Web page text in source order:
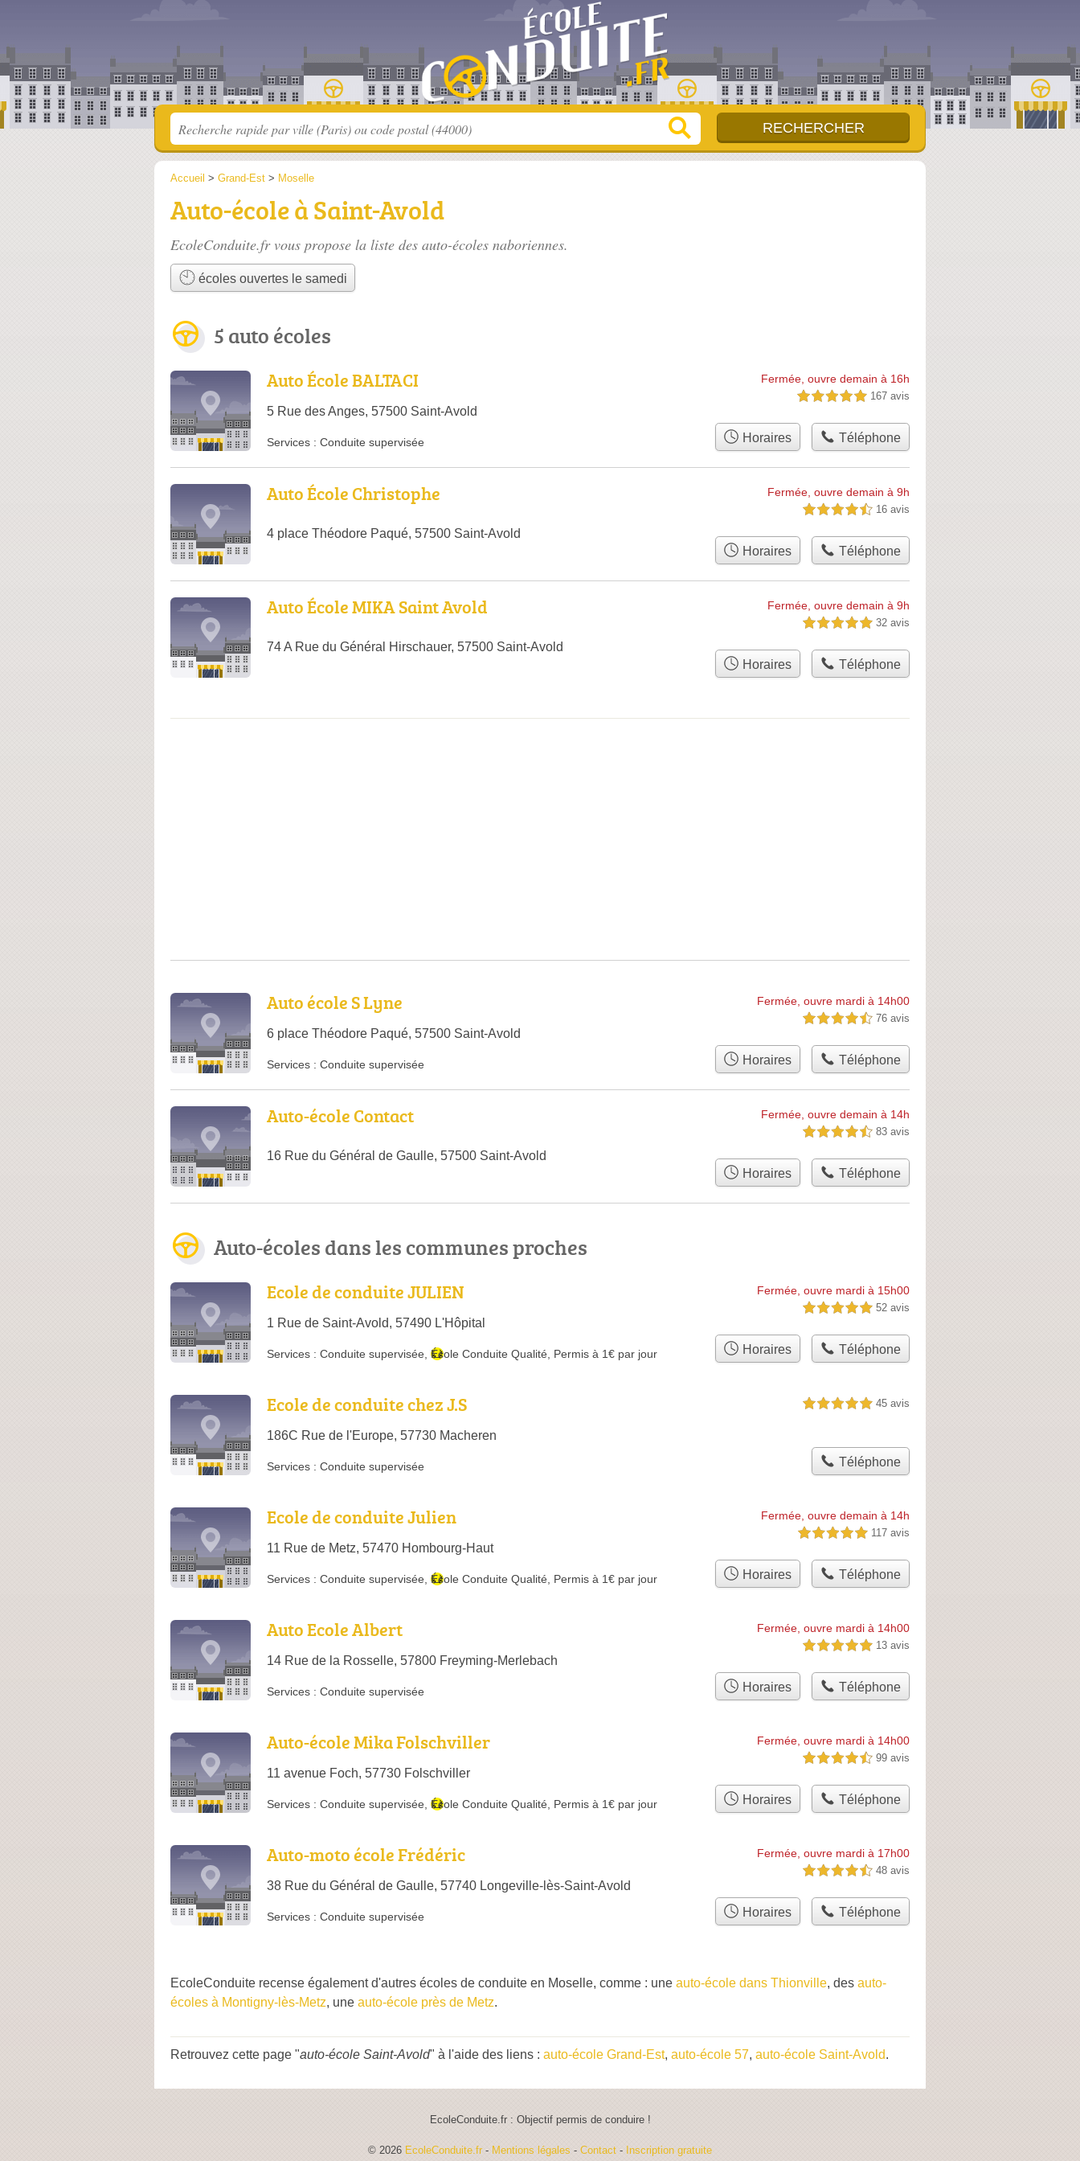
Accueil > Grand-Est > Moselle
Auto-école à Saint-Avold
EcoleConduite.fr vous propose la liste des auto-écoles naboriennes.
écoles ouvertes le samedi
5 auto écoles
Auto École BALTACI ️
5 Rue des Anges, 57500 Saint-Avold
Fermée, ouvre demain à 16h
5,0 étoiles sur 5 167 avis
Services : Conduite supervisée Horaires Téléphone
Auto École Christophe
4 place Théodore Paqué, 57500 Saint-Avold
Fermée, ouvre demain à 9h
4,5 étoiles sur 5 16 avis
Horaires Téléphone
Auto École MIKA Saint Avold
74 A Rue du Général Hirschauer, 57500 Saint-Avold
Fermée, ouvre demain à 9h
5,0 étoiles sur 5 32 avis
Horaires Téléphone
Auto école S Lyne
6 place Théodore Paqué, 57500 Saint-Avold
Fermée, ouvre mardi à 14h00
4,5 étoiles sur 5 76 avis
Services : Conduite supervisée Horaires Téléphone
Auto-école Contact
16 Rue du Général de Gaulle, 57500 Saint-Avold
Fermée, ouvre demain à 14h
4,5 étoiles sur 5 83 avis
Horaires Téléphone
Auto-écoles dans les communes proches
Ecole de conduite JULIEN
1 Rue de Saint-Avold, 57490 L'Hôpital
Fermée, ouvre mardi à 15h00
5,0 étoiles sur 5 52 avis
Services : Conduite supervisée École Conduite Qualité Permis à 1€ par jour Horaires Téléphone
Ecole de conduite chez J.S
186C Rue de l'Europe, 57730 Macheren
5,0 étoiles sur 5 45 avis
Services : Conduite supervisée Téléphone
Ecole de conduite Julien
11 Rue de Metz, 57470 Hombourg-Haut
Fermée, ouvre demain à 14h
5,0 étoiles sur 5 117 avis
Services : Conduite supervisée École Conduite Qualité Permis à 1€ par jour Horaires Téléphone
Auto Ecole Albert
14 Rue de la Rosselle, 57800 Freyming-Merlebach
Fermée, ouvre mardi à 14h00
5,0 étoiles sur 5 13 avis
Services : Conduite supervisée Horaires Téléphone
Auto-école Mika Folschviller
11 avenue Foch, 57730 Folschviller
Fermée, ouvre mardi à 14h00
4,5 étoiles sur 5 99 avis
Services : Conduite supervisée École Conduite Qualité Permis à 1€ par jour Horaires Téléphone
Auto-moto école Frédéric
38 Rue du Général de Gaulle, 57740 Longeville-lès-Saint-Avold
Fermée, ouvre mardi à 17h00
4,5 étoiles sur 5 48 avis
Services : Conduite supervisée Horaires Téléphone
EcoleConduite recense également d'autres écoles de conduite en Moselle, comme : une auto-école dans Thionville, des auto-
écoles à Montigny-lès-Metz, une auto-école près de Metz.
Retrouvez cette page "auto-école Saint-Avold" à l'aide des liens : auto-école Grand-Est, auto-école 57, auto-école Saint-Avold.
EcoleConduite.fr : Objectif permis de conduire !
© 2026 EcoleConduite.fr - Mentions légales - Contact - Inscription gratuite